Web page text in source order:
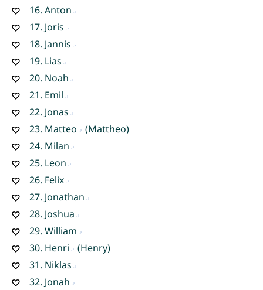
16. Anton
17. Joris
18. Jannis
19. Lias
20. Noah
21. Emil
22. Jonas
23. Matteo
(Mattheo)
24. Milan
25. Leon
26. Felix
27. Jonathan
28. Joshua
29. William
30. Henri
(Henry)
31. Niklas
32. Jonah